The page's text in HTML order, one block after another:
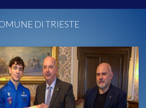
DI TRIESTE